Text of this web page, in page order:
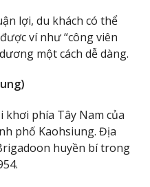
lợi, du khách có thể
ví như “công viên
một cách dễ dàng.
khơi phía Tây Nam của
phố Kaohsiung. Địa
huyền bí trong